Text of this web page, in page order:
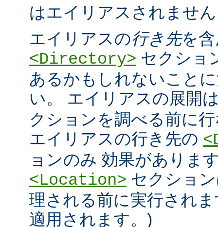
はエイリアスされませ
エイリアスの行き先を
<Directory> セクショ
あるかもしれないこと
い。 エイリアスの展開
クションを調べる前に
エイリアスの行き先の
ョンのみ 効果がありま
<Location> セクショ
理される前に実行され
適用されます。)